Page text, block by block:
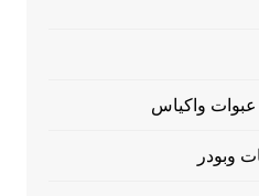
عبوات واكياس
وبودر